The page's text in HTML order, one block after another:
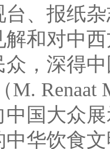
台、报纸
和对中
，深得
M.
国大众
中华饮食